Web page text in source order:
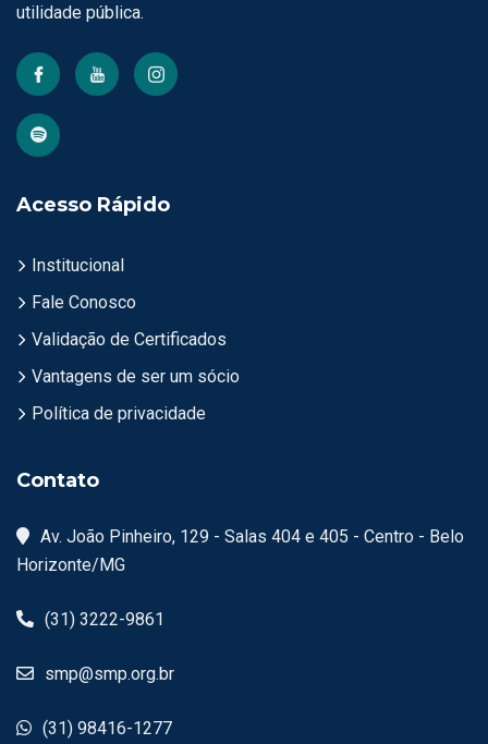
utilidade pública.
Acesso Rápido
Institucional
Fale Conosco
Validação de Certificados
Vantagens de ser um sócio
Política de privacidade
Contato
Av. João Pinheiro, 129 - Salas 404 e 405 - Centro - Belo
Horizonte/MG
(31) 3222-9861
smp@smp.org.br
(31) 98416-1277